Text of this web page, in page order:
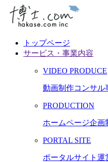
トップページ
サービス・事業内容
VIDEO PRODUCE
動画制作コンサル
PRODUCTION
ホームページ企画
PORTAL SITE
ポータルサイト運